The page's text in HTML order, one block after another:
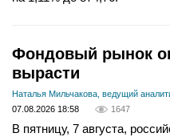
Фондовый рынок
вырасти
Наталья Мильчакова, ведущий
07.08.2026 18:58
1647
В пятницу, 7 августа,